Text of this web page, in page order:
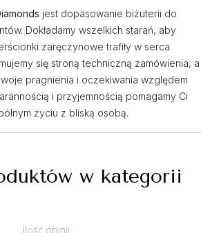
jest dopasowanie biżuterii do
Dokładamy wszelkich starań, aby
zaręczynowe trafiły w serca
się stroną techniczną zamówienia, a
pragnienia i oczekiwania względem
i przyjemnością pomagamy Ci
życiu z bliską osobą.
w kategorii
Ilość opinii